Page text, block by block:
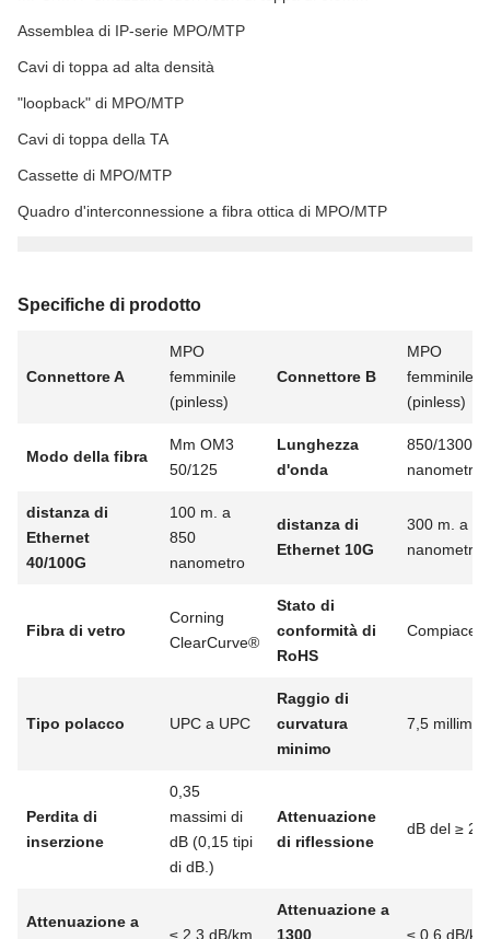
Assemblea di IP-serie MPO/MTP
Cavi di toppa ad alta densità
"loopback" di MPO/MTP
Cavi di toppa della TA
Cassette di MPO/MTP
Quadro d'interconnessione a fibra ottica di MPO/MTP
Specifiche di prodotto
Connettore A
MPO
femminile
(pinless)
Connettore B
MPO
femminile
(pinless)
Modo della fibra
Μm OM3
50/125
Lunghezza
d'onda
850/1300 di
nanometro
distanza di
Ethernet
40/100G
100 m. a
850
nanometro
distanza di
Ethernet 10G
300 m. a
nanometro
Fibra di vetro
Corning
ClearCurve®
Stato di
conformità di
RoHS
Tipo polacco UPC a UPC
Raggio di
curvatura
minimo
7,5
Perdita di
inserzione
0,35
massimi di
dB (0,15 tipi
di dB.)
Attenuazione
di riflessione
dB del ≥ 20
Attenuazione a
≤ 2,3 dB/km
Attenuazione a
1300
≤ 0,6 dB/km